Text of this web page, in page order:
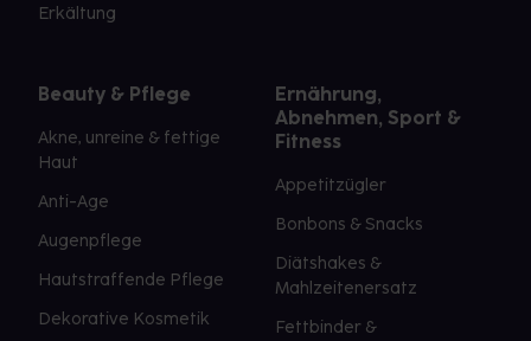
Erkältung
Beauty & Pflege
Akne, unreine & fettige
Haut
Anti-Age
Augenpflege
Hautstraffende Pflege
Dekorative Kosmetik
Ernährung,
Abnehmen, Sport &
Fitness
Appetitzügler
Bonbons & Snacks
Diätshakes &
Mahlzeitenersatz
Fettbinder &